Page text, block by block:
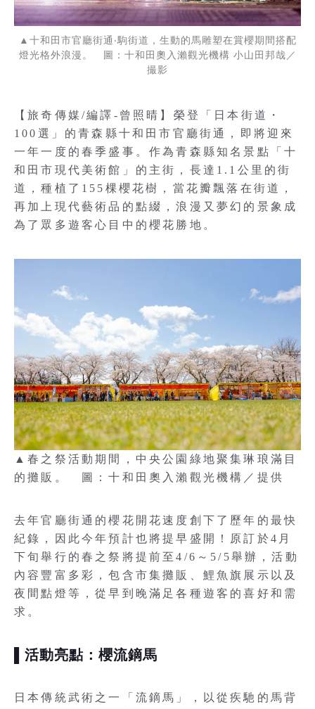
▲十和田市官廳街通‧駒街道，生動的馬雕塑在賞櫻期間搭配
燈光格外浪漫。 圖：十和田奧入瀨觀光機構 小山田邦哉／
撮影
【旅奇傳媒/編譯-曾照晴】榮登「日本街道・
100選」的青森縣十和田市官廳街通，即將迎來
一年一度的春季盛事。作為青森縣知名景點「十
和田市現代美術館」的主街，長達1.1公里的街
道，種植了155棵櫻花樹，當花瓣飄落在街道，
再加上現代藝術品的點綴，浪漫又夢幻的景象成
為了眾多遊客心目中的櫻花勝地。
▲春之祭活動期間，中央公園綠地聚集琳琅滿目
的攤販。 圖：十和田奧入瀨觀光機構／提供
去年官廳街通的櫻花開花速度創下了歷年的最快
紀錄，因此今年預計也將提早盛開！原訂於4月
下旬舉行的春之祭將提前至4/6～5/5舉辦，活動
內容豐富多彩，包含市集攤販、鯉魚旗展示以及
夜間點燈等，從早到晚滿足各種遊客的喜好和需
求。
▌活動亮點：櫻流鏑馬
日本傳統武術之一「流鏑馬」，以從疾馳的馬背